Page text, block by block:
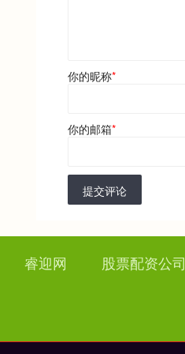
你的昵称*
你的邮箱*
提交评论
睿迎网 股票配资公司